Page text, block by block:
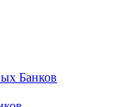
Банков